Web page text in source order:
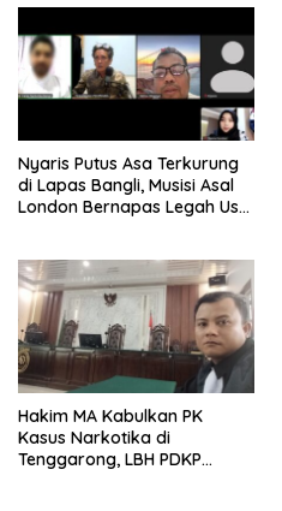
Nyaris Putus Asa Terkurung
di Lapas Bangli, Musisi Asal
London Bernapas Legah Usai
Hakim MA Kabulkan PK
Kasus Narkotika di
Tenggarong, LBH PDKP